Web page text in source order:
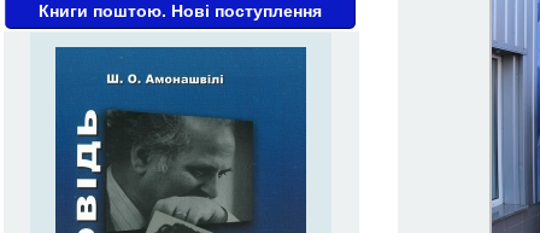
Книги поштою. Нові поступлення